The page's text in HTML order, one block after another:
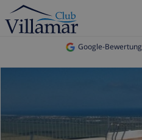
Google-Bewertung